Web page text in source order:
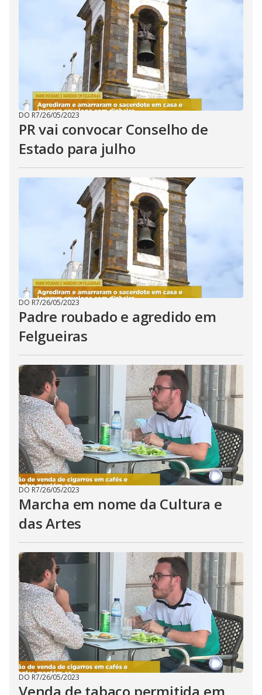
DO R7/26/05/2023
PR vai convocar Conselho de
Estado para julho
DO R7/26/05/2023
Padre roubado e agredido em
Felgueiras
DO R7/26/05/2023
Marcha em nome da Cultura e
das Artes
DO R7/26/05/2023